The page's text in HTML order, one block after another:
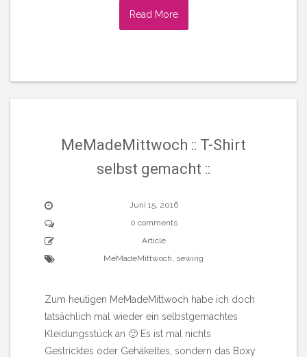
Read More
MeMadeMittwoch :: T-Shirt
selbst gemacht ::
Juni 15, 2016
0 comments
Article
MeMadeMittwoch, sewing
Zum heutigen MeMadeMittwoch habe ich doch
tatsächlich mal wieder ein selbstgemachtes
Kleidungsstück an 🙂 Es ist mal nichts
Gestricktes oder Gehäkeltes, sondern das Boxy